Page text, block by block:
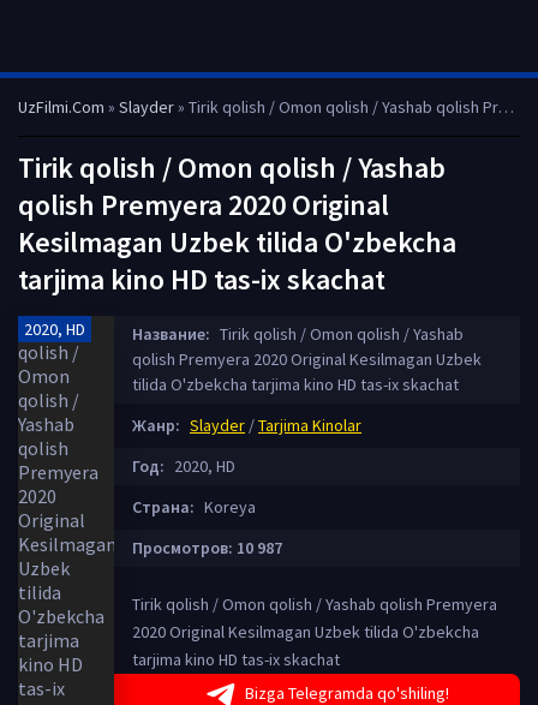
UzFilmi.Com » Slayder» Tirik qolish / Omon qolish / Yashab qolish Premyera 2020 Original Kesilmagan Uzbek tilida O'zbekcha tarjima kino HD tas-ix skachat
Tirik qolish / Omon qolish / Yashab
qolish Premyera 2020 Original
Kesilmagan Uzbek tilida O'zbekcha
tarjima kino HD tas-ix skachat
2020, HD Название: Tirik qolish / Omon qolish / Yashab
qolish Premyera 2020 Original Kesilmagan Uzbek
tilida O'zbekcha tarjima kino HD tas-ix skachat
Жанр: Slayder /Tarjima Kinolar
Год: 2020, HD
Страна: Koreya
Просмотров: 10 987
Tirik qolish / Omon qolish / Yashab qolish Premyera
2020 Original Kesilmagan Uzbek tilida O'zbekcha
tarjima kino HD tas-ix skachat
Bizga Telegramda qo'shiling!